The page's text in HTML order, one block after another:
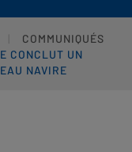
COMMUNIQUÉS
CONCLUT UN
NAVIRE